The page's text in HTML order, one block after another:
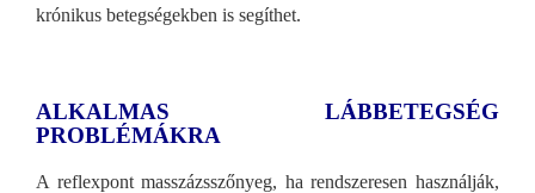
krónikus betegségekben is segíthet.
ALKALMAS LÁBBETEGSÉG
PROBLÉMÁKRA
A reflexpont masszázsszőnyeg, ha rendszeresen használják,